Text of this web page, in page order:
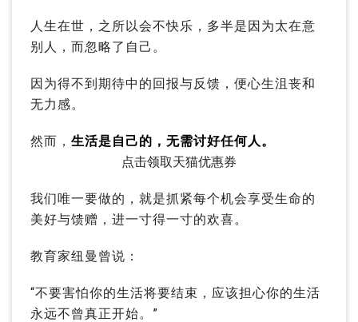
人生在世，之所以会不快乐，多半是因为太在意
别人，而忽略了自己。
因为得不到期待中的回报与反馈，便心生沮丧和
无力感。
然而， 生活是自己的，无需讨好任何人。
点击领取天猫优惠券
我们唯一要做的，就是抓紧每个机会享受生命的
美好与馈赠，进一寸得一寸的欢喜。
教育家纽曼曾说：
“不要害怕你的生活将要结束，应该担心你的生活
永远不曾真正开始。”